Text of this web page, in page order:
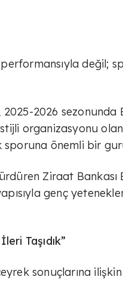
performansıyla değil;
2026 sezonunda
organizasyonu
sporuna önemli bir
Ziraat Bankası
genç
Taşıdık”
sonuçlarına ilişkin